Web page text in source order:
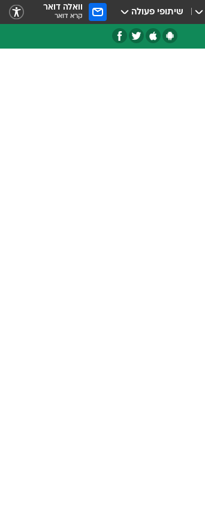
שיתופי פעולה וואלה דואר
קרא דואר